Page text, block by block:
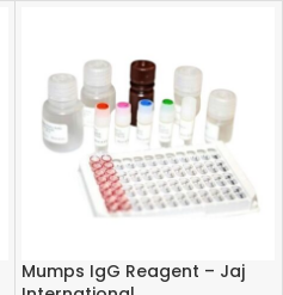
Mumps IgG Reagent – Jaj